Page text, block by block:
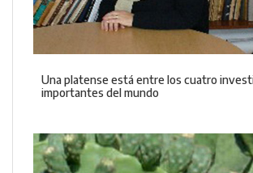
Una platense está entre los cuatro
importantes del mundo